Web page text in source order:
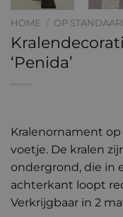
HOME / OP
‘Penida’
Kralenornament
voetje. De kralen
ondergrond, die in
achterkant loopt
Verkrijgbaar in 2